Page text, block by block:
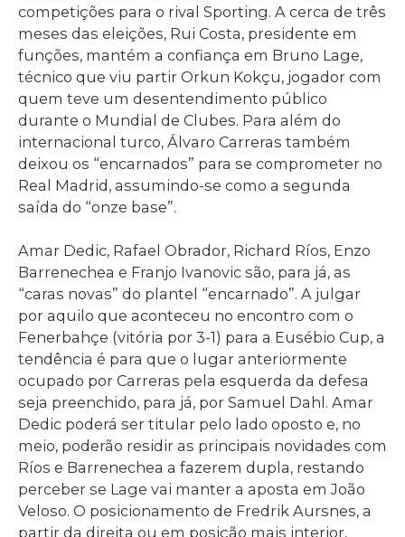
competições para o rival Sporting. A cerca de três
meses das eleições, Rui Costa, presidente em
funções, mantém a confiança em Bruno Lage,
técnico que viu partir Orkun Kokçu, jogador com
quem teve um desentendimento público
durante o Mundial de Clubes. Para além do
internacional turco, Álvaro Carreras também
deixou os “encarnados” para se comprometer no
Real Madrid, assumindo-se como a segunda
saída do “onze base”.
Amar Dedic, Rafael Obrador, Richard Ríos, Enzo
Barrenechea e Franjo Ivanovic são, para já, as
“caras novas” do plantel “encarnado”. A julgar
por aquilo que aconteceu no encontro com o
Fenerbahçe (vitória por 3-1) para a Eusébio Cup, a
tendência é para que o lugar anteriormente
ocupado por Carreras pela esquerda da defesa
seja preenchido, para já, por Samuel Dahl. Amar
Dedic poderá ser titular pelo lado oposto e, no
meio, poderão residir as principais novidades com
Ríos e Barrenechea a fazerem dupla, restando
perceber se Lage vai manter a aposta em João
Veloso. O posicionamento de Fredrik Aursnes, a
partir da direita ou em posição mais interior,